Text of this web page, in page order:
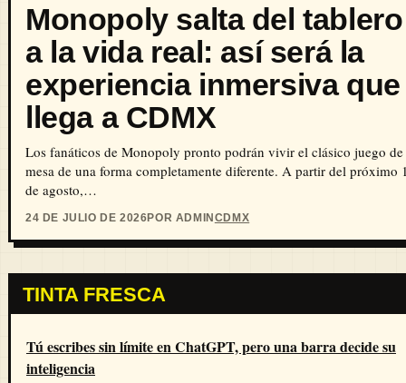
Monopoly salta del tablero
a la vida real: así será la
experiencia inmersiva que
llega a CDMX
Los fanáticos de Monopoly pronto podrán vivir el clásico juego de
mesa de una forma completamente diferente. A partir del próximo
de agosto,…
24 DE JULIO DE 2026POR ADMIN CDMX
TINTA FRESCA
Tú escribes sin límite en ChatGPT, pero una barra decide su
inteligencia